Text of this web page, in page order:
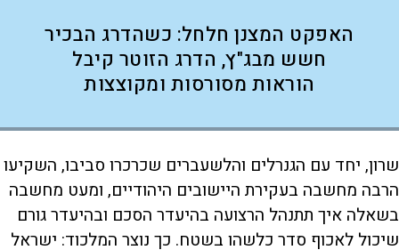
האפקט המצנן חלחל: כשהדרג הבכיר
חשש מבג"ץ, הדרג הזוטר קיבל
הוראות מסורסות ומקוצצות
שרון, יחד עם הגנרלים והלשעברים שכרכרו סביבו, השקיעו
הרבה מחשבה בעקירת היישובים היהודיים, ומעט מחשבה
בשאלה איך תתנהל הרצועה בהיעדר הסכם ובהיעדר גורם
שיכול לאכוף סדר כלשהו בשטח. כך נוצר המלכוד: ישראל